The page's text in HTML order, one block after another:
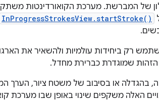
של המברשת. מערכת הקואורדינטות
InProgressStrokesView.startStroke()
רק ביחידות עולמיות ולהשאיר את
שמוגדרת כברירת מחדל.
בהגדלה או בסיבוב של משטח ציור, הערך
האלה משקפים שינוי באופן שבו מערכת